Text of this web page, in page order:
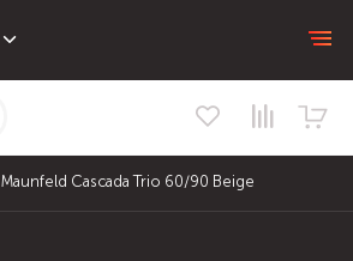
Maunfeld Cascada Trio 60/90 Beige